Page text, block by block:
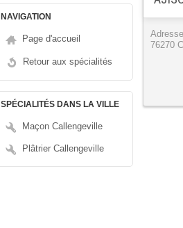
NAVIGATION
Page d'accueil
Retour aux spécialités
SPÉCIALITÉS DANS LA VILLE
Maçon Callengeville
Plâtrier Callengeville
76270